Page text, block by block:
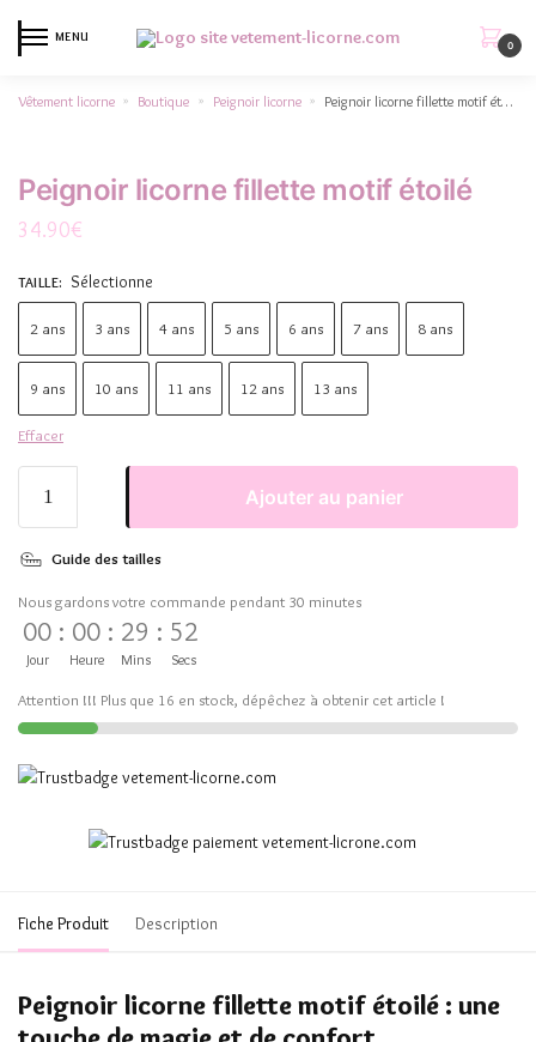
MENU
0
Vêtement licorne » Boutique » Peignoir licorne » Peignoir licorne fillette motif étoilé
Peignoir licorne fillette motif étoilé
34.90€
TAILLE: Sélectionne
2 ans 3 ans 4 ans 5 ans 6 ans 7 ans 8 ans
9 ans 10 ans 11 ans 12 ans 13 ans
Effacer
Ajouter au panier
Guide des tailles
Nous gardons votre commande pendant 30 minutes
00
Jour
: 00
Heure
: 29
Mins
: 51
Secs
Attention !!! Plus que 16 en stock, dépêchez à obtenir cet article !
Fiche Produit Description
Peignoir licorne fillette motif étoilé : une